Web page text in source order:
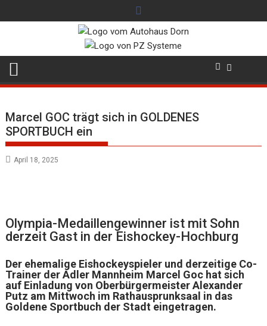
to
Marcel GOC trägt sich in GOLDENES
SPORTBUCH ein
April 18, 2025
Olympia-Medaillengewinner ist mit Sohn
derzeit Gast in der Eishockey-Hochburg
Der ehemalige Eishockeyspieler und derzeitige Co-
Trainer der Adler Mannheim Marcel Goc hat sich
auf Einladung von Oberbürgermeister Alexander
Putz am Mittwoch im Rathausprunksaal in das
Goldene Sportbuch der Stadt eingetragen.